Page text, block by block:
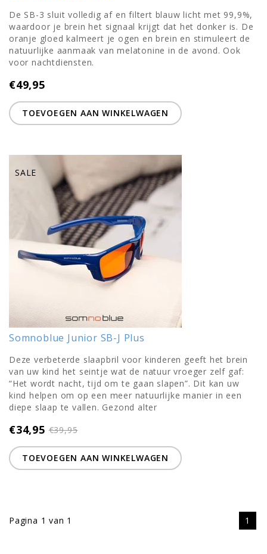
De SB-3 sluit volledig af en filtert blauw licht met 99,9%,
waardoor je brein het signaal krijgt dat het donker is. De
oranje gloed kalmeert je ogen en brein en stimuleert de
natuurlijke aanmaak van melatonine in de avond. Ook
voor nachtdiensten.
€49,95
TOEVOEGEN AAN WINKELWAGEN
SALE
Somnoblue Junior SB-J Plus
Deze verbeterde slaapbril voor kinderen geeft het brein
van uw kind het seintje wat de natuur vroeger zelf gaf:
“Het wordt nacht, tijd om te gaan slapen”. Dit kan uw
kind helpen om op een meer natuurlijke manier in een
diepe slaap te vallen. Gezond alter
€34,95€39,95
TOEVOEGEN AAN WINKELWAGEN
Pagina 1 van 1 1